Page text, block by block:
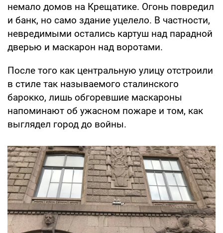
немало домов на Крещатике. Огонь повредил
и банк, но само здание уцелело. В частности,
невредимыми остались картуш над парадной
дверью и маскарон над воротами.
После того как центральную улицу отстроили
в стиле так называемого сталинского
барокко, лишь обгоревшие маскароны
напоминают об ужасном пожаре и том, как
выглядел город до войны.